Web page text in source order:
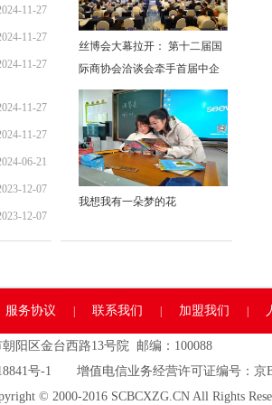
11-27
11-27
11-27
11-27
11-27
06-21
12-07
12-07
丝博会大幕拉开： 第十二届国
际商协会洽谈会牵手首届中企
出海对接会，中外300多位嘉宾
共赴“长安之约”
我想我有一朵梦的花
服务协议 | 联系我们 | 加盟我们 |
阳区金台西路13号院 邮编：100088
号-1
增值电信业务经营许可证编号：京
© 2000-2016 SCBCXZG.CN All Rights